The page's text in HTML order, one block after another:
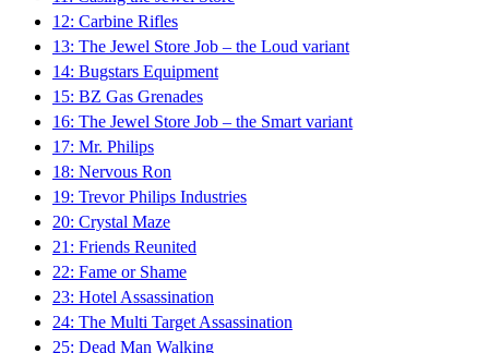
12: Carbine Rifles
13: The Jewel Store Job – the Loud variant
14: Bugstars Equipment
15: BZ Gas Grenades
16: The Jewel Store Job – the Smart variant
17: Mr. Philips
18: Nervous Ron
19: Trevor Philips Industries
20: Crystal Maze
21: Friends Reunited
22: Fame or Shame
23: Hotel Assassination
24: The Multi Target Assassination
25: Dead Man Walking